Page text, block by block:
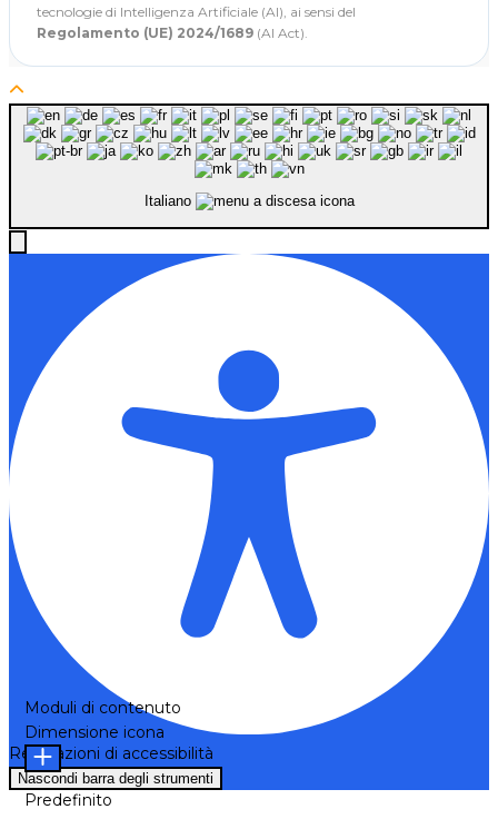
tecnologie di Intelligenza Artificiale (AI), ai sensi del
Regolamento (UE) 2024/1689 (AI Act).
Italiano
Regolazioni di accessibilità
Nascondi barra degli strumenti
Moduli di contenuto
Dimensione icona
Predefinito